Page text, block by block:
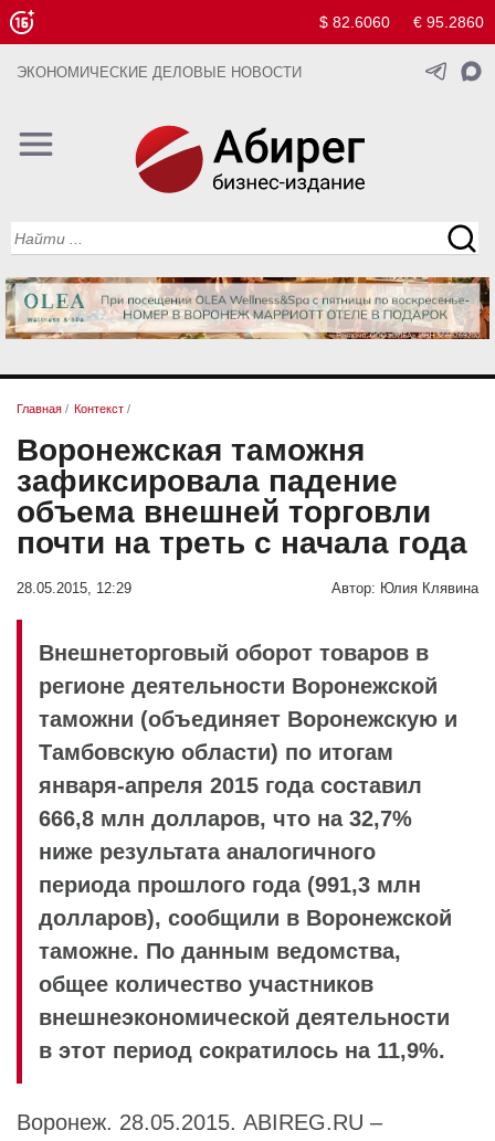
$ 82.6060 € 95.2860
ЭКОНОМИЧЕСКИЕ ДЕЛОВЫЕ НОВОСТИ
Главная / Контекст /
Воронежская таможня
зафиксировала падение
объема внешней торговли
почти на треть с начала года
28.05.2015, 12:29 Автор: Юлия Клявина
Внешнеторговый оборот товаров в
регионе деятельности Воронежской
таможни (объединяет Воронежскую и
Тамбовскую области) по итогам
января-апреля 2015 года составил
666,8 млн долларов, что на 32,7%
ниже результата аналогичного
периода прошлого года (991,3 млн
долларов), сообщили в Воронежской
таможне. По данным ведомства,
общее количество участников
внешнеэкономической деятельности
в этот период сократилось на 11,9%.
Воронеж. 28.05.2015. ABIREG.RU –